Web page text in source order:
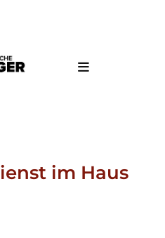
im Haus